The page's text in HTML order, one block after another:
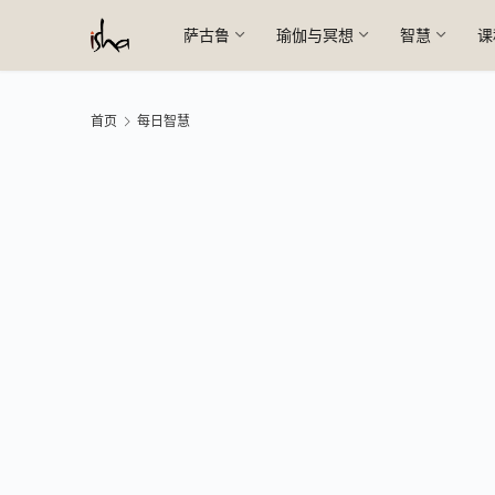
萨古鲁 瑜伽与冥想 智慧
首页 每日智慧